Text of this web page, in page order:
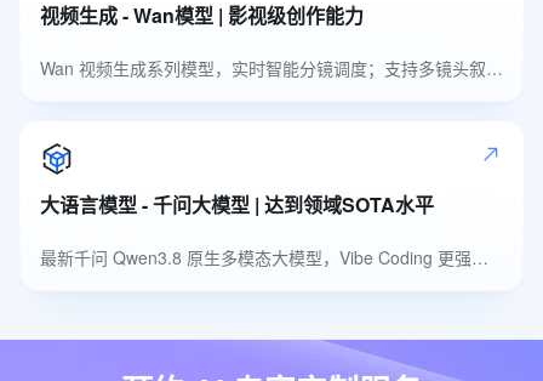
视频生成 - Wan模型 | 影视级创作能力
Wan 视频生成系列模型，实时智能分镜调度；支持多镜头叙事，自然高品质音色
大语言模型 - 千问大模型 | 达到领域SOTA水平
最新千问 Qwen3.8 原生多模态大模型，Vibe Coding 更强，多模态识别更准